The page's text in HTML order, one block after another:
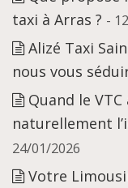
taxi à Arras ? -
Alizé Taxi
nous vous
Quand le
naturellement
24/01/2026
Votre